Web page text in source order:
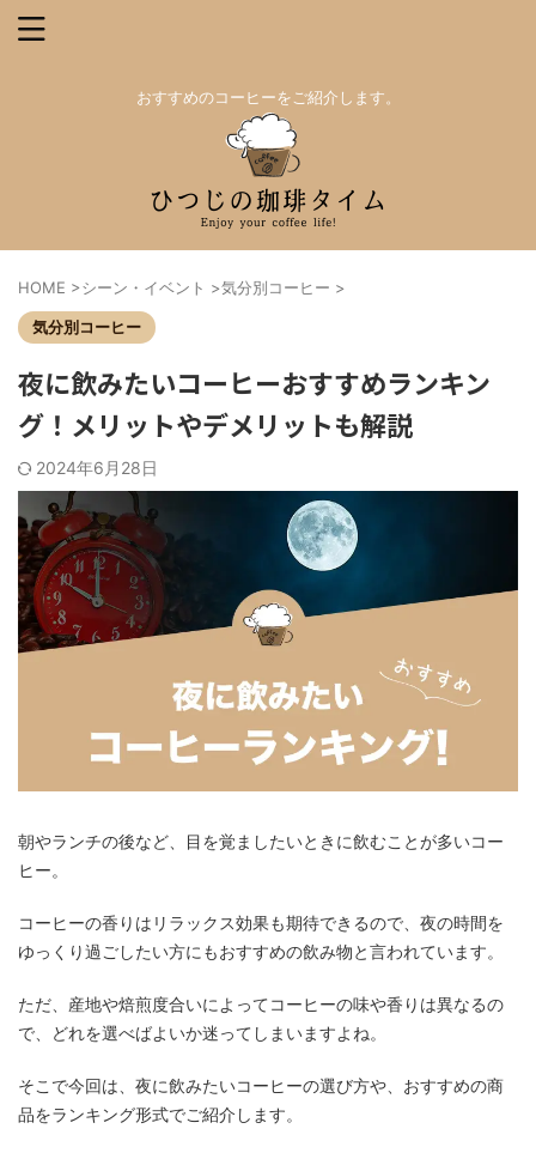
おすすめのコーヒーをご紹介します。
HOME >シーン・イベント >気分別コーヒー >
気分別コーヒー
夜に飲みたいコーヒーおすすめランキン
グ！メリットやデメリットも解説
2024年6月28日
朝やランチの後など、目を覚ましたいときに飲むことが多いコー
ヒー。
コーヒーの香りはリラックス効果も期待できるので、夜の時間を
ゆっくり過ごしたい方にもおすすめの飲み物と言われています。
ただ、産地や焙煎度合いによってコーヒーの味や香りは異なるの
で、どれを選べばよいか迷ってしまいますよね。
そこで今回は、夜に飲みたいコーヒーの選び方や、おすすめの商
品をランキング形式でご紹介します。